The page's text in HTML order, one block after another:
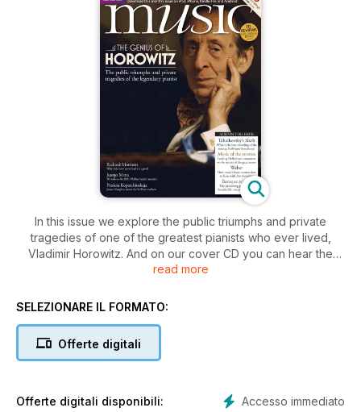
In this issue we explore the public triumphs and private
tragedies of one of the greatest pianists who ever lived,
Vladimir Horowitz. And on our cover CD you can hear the
great musician himself perform in a live recording at the Royal
film music composers about the best movie scores in the
read more
SELEZIONARE IL FORMATO:
Offerte digitali
Accesso immediato
Offerte digitali disponibili: